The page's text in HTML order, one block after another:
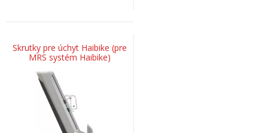
Skrutky pre úchyt Haibike (pre
MRS systém Haibike)